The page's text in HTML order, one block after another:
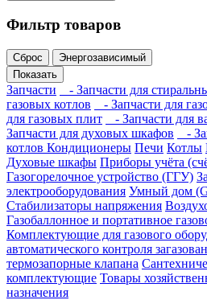
Фильтр товаров
Сброс
Энергозависимый
Показать
Запчасти - Запчасти для
газовых котлов
- Запчасти для
для газовых плит
- Запчасти для
Запчасти для духовых шкафов
-
котлов Кондиционеры Печи Котлы
Духовые шкафы Приборы учёта
Газогорелочное устройство (ГГУ)
электрооборудования Умный дом
Cтабилизаторы напряжения
Газобаллонное и портативное
Комплектующие для газового
автоматического контроля
термозапорные клапана
комплектующие Товары
назначения